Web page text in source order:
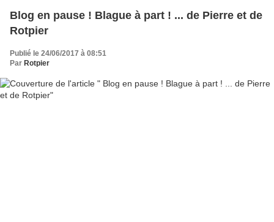
Blog en pause ! Blague à part ! ... de Pierre et de
Rotpier
Publié le 24/06/2017 à 08:51
Par Rotpier